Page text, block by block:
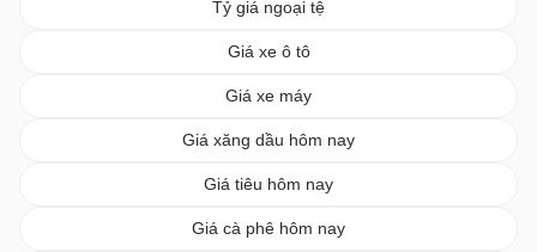
Tỷ giá ngoại tệ
Giá xe ô tô
Giá xe máy
Giá xăng dầu hôm nay
Giá tiêu hôm nay
Giá cà phê hôm nay